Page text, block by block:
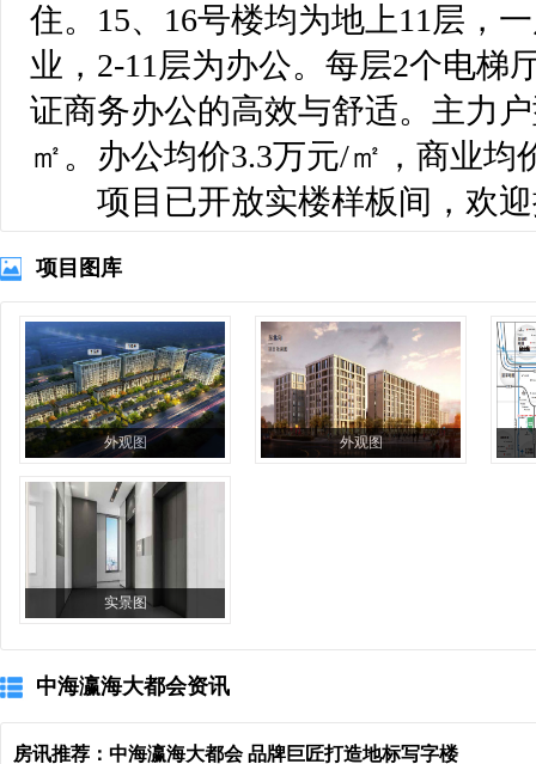
住。15、16号楼均为地上11层，
业，2-11层为办公。每层2个电梯
证商务办公的高效与舒适。主力
㎡。办公均价3.3万元/㎡，商业均
项目已开放实楼样板间，欢迎
项目图库
外观图 外观图
实景图
中海瀛海大都会资讯
房讯推荐：中海瀛海大都会 品牌巨匠打造地标写字楼